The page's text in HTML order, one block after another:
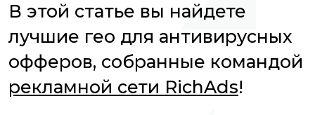
В этой статье вы найдете
лучшие гео для антивирусных
офферов, собранные командой
рекламной сети RichAds!